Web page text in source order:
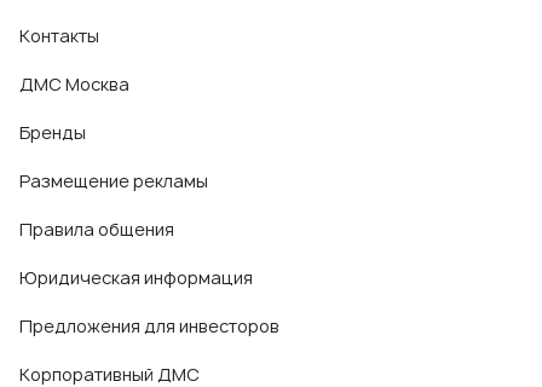
Контакты
ДМС Москва
Бренды
Размещение рекламы
Правила общения
Юридическая информация
Предложения для инвесторов
Корпоративный ДМС